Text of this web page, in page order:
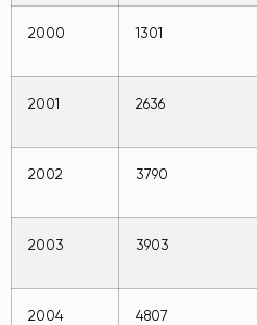
2000 1301
2001 2636
2002 3790
2003 3903
2004 4807